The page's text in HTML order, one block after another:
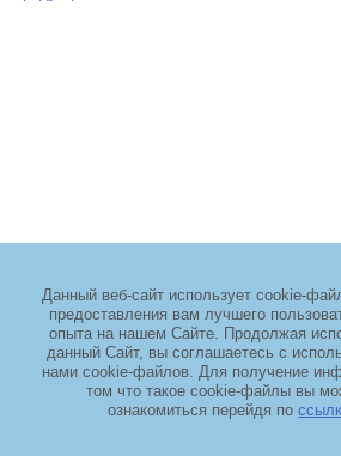
2011–2026 copyright ООО
Адрес: Москва, Зеленоград, проезд 4922,
«ЭЛМА».+7 (495) 968-
TIMSET
Данный веб-сайт использует cookie-
предоставления вам лучшего
опыта на нашем Сайте. Продолжая
данный Сайт, вы соглашаетесь с
нами cookie-файлов. Для получение
том что такое cookie-файлы вы
ознакомиться перейдя по